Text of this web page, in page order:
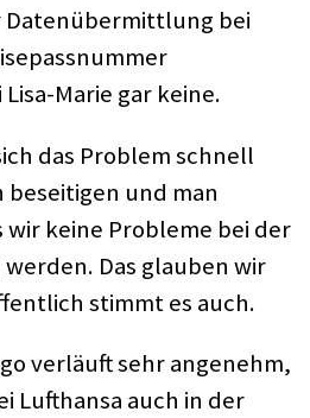
bei
Marie gar keine.
das Problem schnell
und man
keine Probleme bei der
Das glauben wir
stimmt es auch.
verläuft sehr angenehm,
Lufthansa auch in der